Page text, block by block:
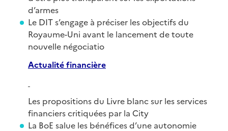
d’armes
Le DIT s’engage à préciser les objectifs du
Royaume-Uni avant le lancement de toute
nouvelle négociatio
Actualitéfinancière
Les propositions du Livre blanc sur les services
financiers critiquées par la City
La BoE salue les bénéfices d’une autonomie